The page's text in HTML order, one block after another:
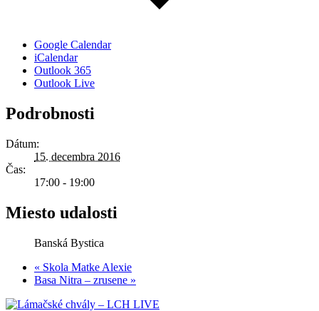
Google Calendar
iCalendar
Outlook 365
Outlook Live
Podrobnosti
Dátum:
15. decembra 2016
Čas:
17:00 - 19:00
Miesto udalosti
Banská Bystica
« Skola Matke Alexie
Basa Nitra – zrusene »